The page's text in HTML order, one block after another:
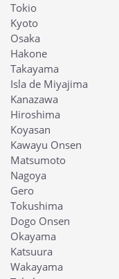
Tokio
Kyoto
Osaka
Hakone
Takayama
Isla de Miyajima
Kanazawa
Hiroshima
Koyasan
Kawayu Onsen
Matsumoto
Nagoya
Gero
Tokushima
Dogo Onsen
Okayama
Katsuura
Wakayama